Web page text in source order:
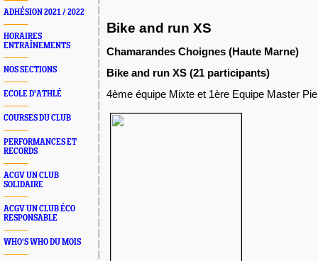
ADHÉSION 2021 / 2022
HORAIRES
ENTRAÎNEMENTS
NOS SECTIONS
ECOLE D'ATHLÉ
COURSES DU CLUB
PERFORMANCES ET
RECORDS
ACGV UN CLUB
SOLIDAIRE
ACGV UN CLUB ÉCO
RESPONSABLE
WHO'S WHO DU MOIS
Bike and run XS
Chamarandes Choignes (Haute Marne)
Bike and run XS (21 participants)
4ème équipe Mixte et 1ère Equipe Master